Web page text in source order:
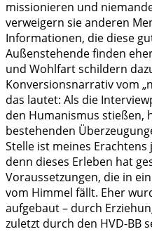
missionieren und
verweigern sie anderen
Informationen, die diese
Außenstehende finden
und Wohlfart schildern
Konversionsnarrativ vom
das lautet: Als die
den Humanismus stießen,
bestehenden
Stelle ist meines
denn dieses Erleben hat
Voraussetzungen, die in
vom Himmel fällt. Eher
aufgebaut – durch
zuletzt durch den HVD-BB